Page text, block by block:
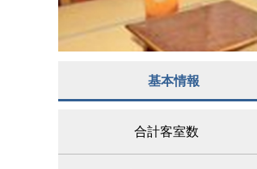
基本情報
合計客室数